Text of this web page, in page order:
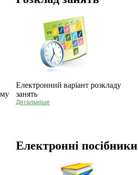
Електронний варіант розкладу
занять
Детальніше
Електронні посібники